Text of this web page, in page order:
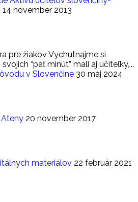
14 november 2013
pre žiakov Vychutnajme si
“päť minút” mali aj učiteľky,...
v Slovenčine 30 máj 2024
20 november 2017
materiálov 22 február 2021